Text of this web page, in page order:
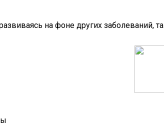
на фоне других заболеваний,